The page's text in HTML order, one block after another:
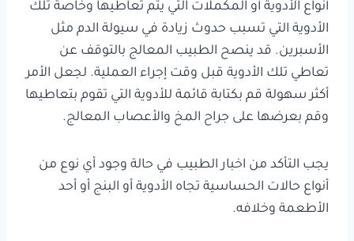
أنواع الأدوية أو المكملات التي يتم تعاطيها وخاصة تلك
الأدوية التي تسبب حدوث زيادة في سيولة الدم مثل
الأسبرين. قد ينصح الطبيب المعالج بالتوقف عن
تعاطي تلك الأدوية قبل وقت إجراء العملية. لجعل الأمر
أكثر سهولة قم بكتابة قائمة للأدوية التي تقوم بتعاطيها
وقم بعرضها على جراح المخ والأعصاب المعالج.
يجب التأكد من اخبار الطبيب في حالة وجود أي نوع من
أنواع حالات الحساسية تجاه الأدوية أو البنج أو أحد
الأطعمة وخلافه.